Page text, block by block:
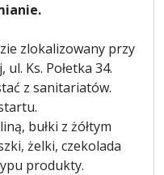
zlokalizowany przy
Ks. Połetka 34.
z sanitariatów.
bułki z żółtym
żelki, czekolada
produkty.